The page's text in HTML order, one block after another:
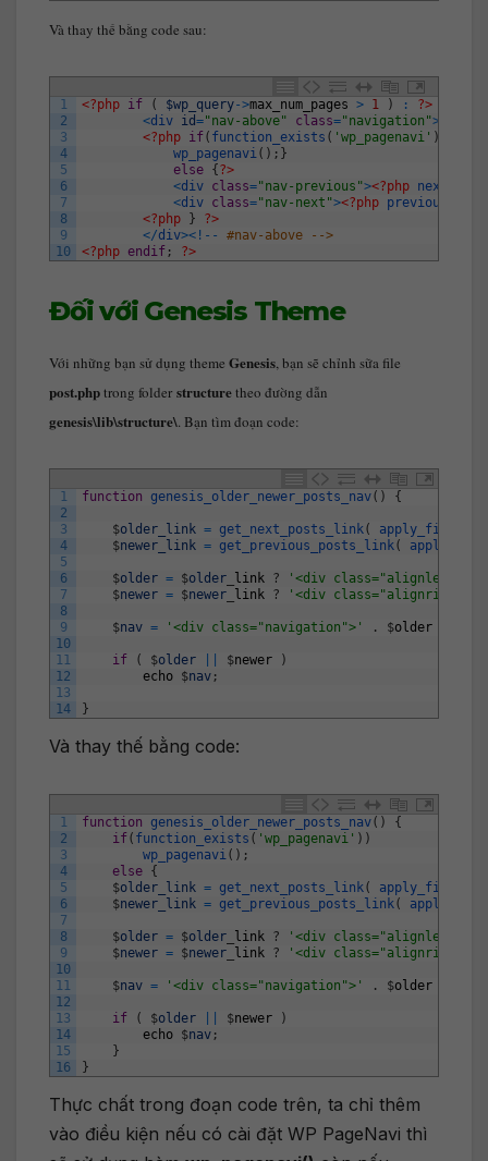
Và thay thế bằng code sau:
1
2
3
4
5
6
7
8
9
10
<?php if ( $wp_query->max_num_pages > 1 ) :
?>
<div id="nav-above" class="navigation">
<?php if( function_exists ( 'wp_pagenavi' )
wp_pagenavi( ) ; }
else { ?>
<div class="nav-previous"><?php
<div class="nav-next"><?php
<?php
}
?>
</div>< ! --
#nav-above -->
<?php endif ; ?>
Đối với Genesis Theme
Với những bạn sử dụng theme Genesis, bạn sẽ chỉnh sữa file
post.phptrong folder structuretheo đường dẫn
genesis\lib\structure\. Bạn tìm đoạn code:
1
2
3
4
5
6
7
8
9
10
11
12
13
14
function genesis_older_newer_posts_nav( ) {
$older_link = get_next_posts_link( apply_filters
$newer_link = get_previous_posts_link(
$older = $older link ? '<div class="alignleft">'
$newer = $newer link ? '<div class="alignright">'
$nav = '<div class="navigation">' . $older
if ( $older $newer
)
echo $nav ;
}
Và thay thế bằng code:
1
2
3
4
5
6
7
8
9
10
11
12
13
14
15
16
function genesis_older_newer_posts_nav( )
{
if ( function_exists ( 'wp_pagenavi' ) )
wp_pagenavi( ) ;
else {
$older_link = get_next_posts_link( apply_filters
$newer_link = get_previous_posts_link(
$older = $older link ? '<div class="alignleft">'
$newer = $newer link ? '<div class="alignright">'
$nav = '<div class="navigation">' . $older
if ( $older $newer
)
echo $nav ;
}
}
Thực chất trong đoạn code trên, ta chỉ thêm
vào điều kiện nếu có cài đặt WP PageNavi thì